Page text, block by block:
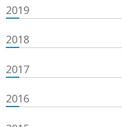
2019
2018
2017
2016